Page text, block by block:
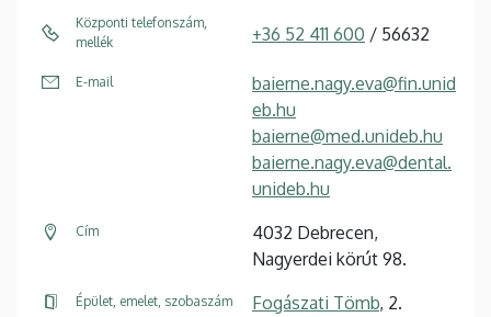
Központi telefonszám,
mellék
+36 52 411 600 / 56632
E-mail
baierne.nagy.eva@fin.unid
eb.hu
baierne@med.unideb.hu
baierne.nagy.eva@dental.
unideb.hu
Cím
4032 Debrecen,
Nagyerdei körút 98.
Épület, emelet, szobaszám Fogászati Tömb, 2.